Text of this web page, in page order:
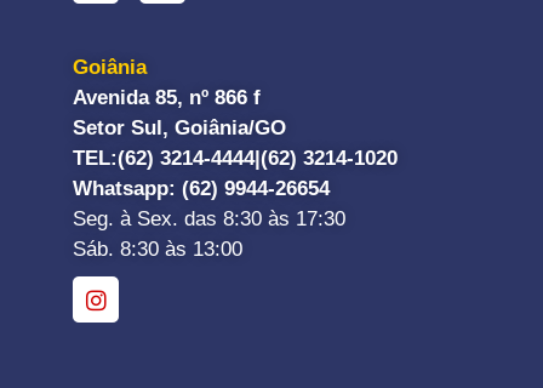
Goiânia
Avenida 85, nº 866 f
Setor Sul, Goiânia/GO
TEL:(62) 3214-4444| (62) 3214-1020
Whatsapp: (62) 9944-26654
Seg. à Sex. das 8:30 às 17:30
Sáb. 8:30 às 13:00